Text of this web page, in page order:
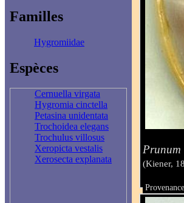
Familles
Hygromiidae
Espèces
Cernuella virgata
Hygromia cinctella
Petasina unidentata
Trochoidea elegans
Trochulus villosus
Xeropicta vestalis
Xerosecta explanata
(Kiener,
Taille :